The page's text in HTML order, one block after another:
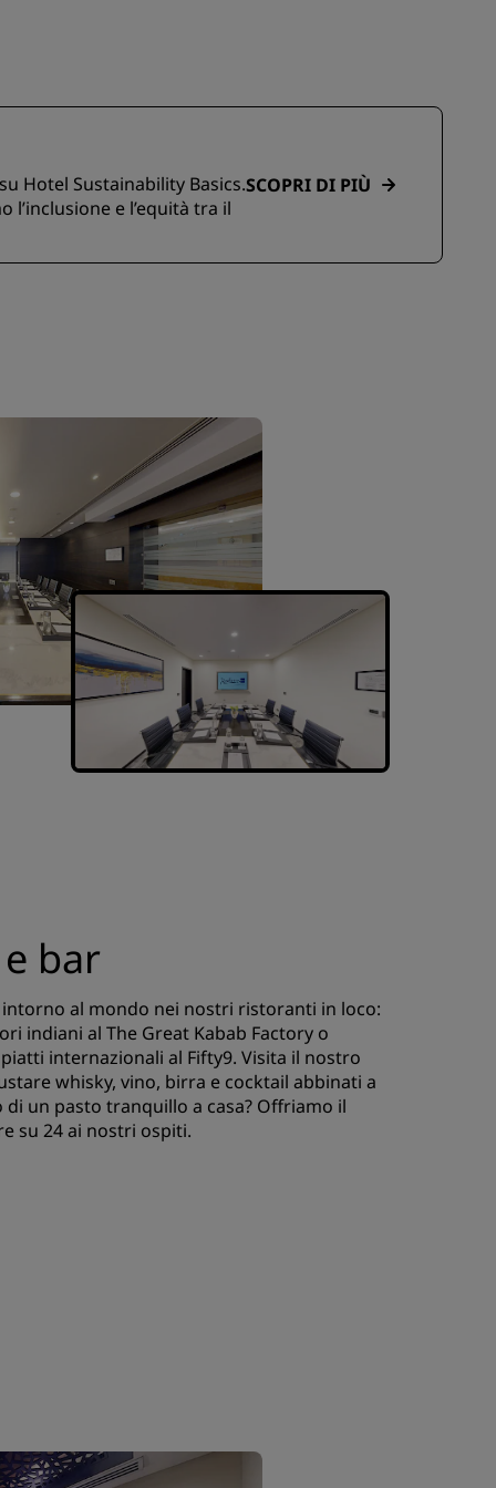
Hotel Sustainability Basics.
e l’equità tra il
SCOPRI DI PIÙ
bar
al mondo nei nostri ristoranti in loco:
indiani al The Great Kabab Factory o
internazionali al Fifty9. Visita il nostro
whisky, vino, birra e cocktail abbinati a
un pasto tranquillo a casa? Offriamo il
su 24 ai nostri ospiti.